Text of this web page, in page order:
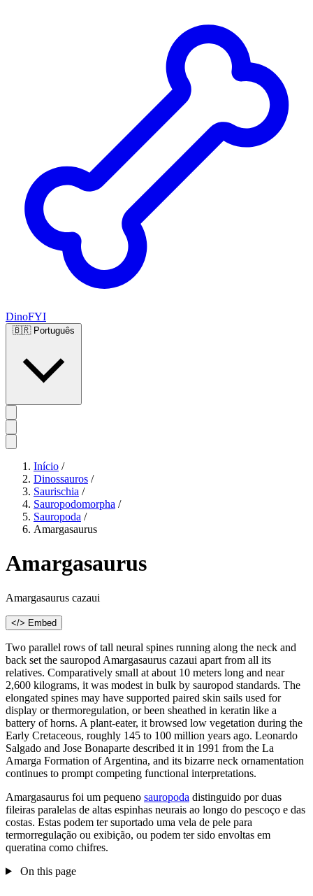
DinoFYI
🇧🇷 Português
Início /
Dinossauros /
Saurischia /
Sauropodomorpha /
Sauropoda /
Amargasaurus
Amargasaurus
Amargasaurus cazaui
</> Embed
Two parallel rows of tall neural spines running along the neck and
back set the sauropod Amargasaurus cazaui apart from all its
relatives. Comparatively small at about 10 meters long and near
2,600 kilograms, it was modest in bulk by sauropod standards. The
elongated spines may have supported paired skin sails used for
display or thermoregulation, or been sheathed in keratin like a
battery of horns. A plant-eater, it browsed low vegetation during the
Early Cretaceous, roughly 145 to 100 million years ago. Leonardo
Salgado and Jose Bonaparte described it in 1991 from the La
Amarga Formation of Argentina, and its bizarre neck ornamentation
continues to prompt competing functional interpretations.
Amargasaurus foi um pequeno sauropoda distinguido por duas
fileiras paralelas de altas espinhas neurais ao longo do pescoço e das
costas. Estas podem ter suportado uma vela de pele para
termorregulação ou exibição, ou podem ter sido envoltas em
queratina como chifres.
On this page